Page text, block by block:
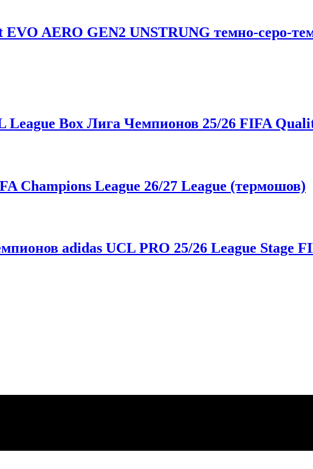
AERO GEN2 UNSTRUNG темно-серо-
Box Лига Чемпионов 25/26 FIFA
Champions League 26/27 League (термошов)
adidas UCL PRO 25/26 League Stage